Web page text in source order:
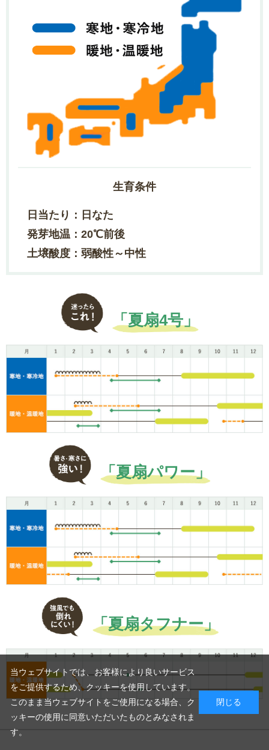
生育条件
日当たり：日なた
発芽地温：20℃前後
土壌酸度：弱酸性～中性
「夏扇4号」
「夏扇パワー」
「夏扇タフナー」
当ウェブサイトでは、お客様により良いサービス
をご提供するため、クッキーを使用しています。
このまま当ウェブサイトをご使用になる場合、ク
ッキーの使用に同意いただいたものとみなされま
す。
閉じる